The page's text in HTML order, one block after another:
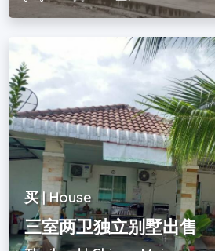
买 | House
三室两卫独立别墅出售